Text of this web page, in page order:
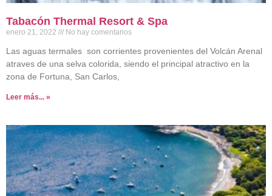
Tabacón Thermal Resort & Spa
enero 21, 2022 No hay comentarios
Las aguas termales son corrientes provenientes del Volcán Arenal
atraves de una selva colorida, siendo el principal atractivo en la
zona de Fortuna, San Carlos,
Leer más... »